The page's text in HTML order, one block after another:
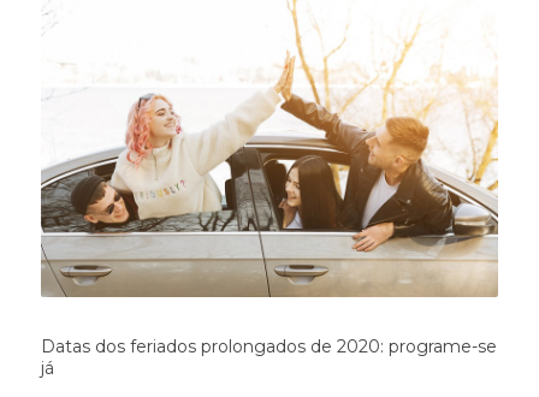
Datas dos feriados prolongados de 2020: programe-se
já